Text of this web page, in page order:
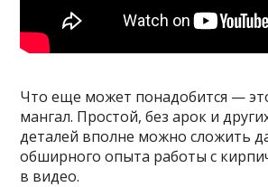
Что еще может понадобится —
мангал. Простой, без арок и
деталей вполне можно сложить
обширного опыта работы с
в видео.